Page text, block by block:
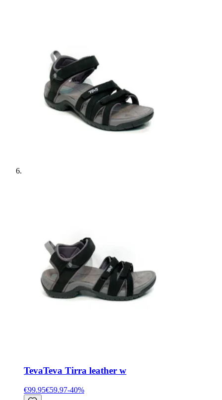
TevaTeva Tirra leather w
€99.95€59.97-40%